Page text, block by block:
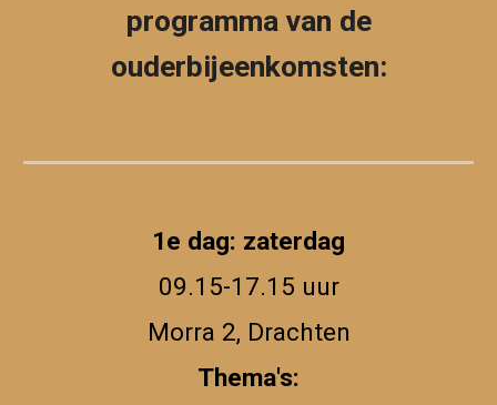
programma van de
ouderbijeenkomsten:
1e dag: zaterdag
09.15-17.15 uur
Morra 2, Drachten
Thema's: